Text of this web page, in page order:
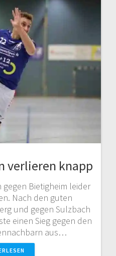
verlieren knapp
Bietigheim leider
Nach den guten
und gegen Sulzbach
einen Sieg gegen den
aus…